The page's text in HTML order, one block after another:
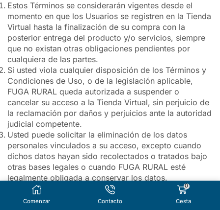
Estos Términos se considerarán vigentes desde el
momento en que los Usuarios se registren en la Tienda
Virtual hasta la finalización de su compra con la
posterior entrega del producto y/o servicios, siempre
que no existan otras obligaciones pendientes por
cualquiera de las partes.
Si usted viola cualquier disposición de los Términos y
Condiciones de Uso, o de la legislación aplicable,
FUGA RURAL queda autorizada a suspender o
cancelar su acceso a la Tienda Virtual, sin perjuicio de
la reclamación por daños y perjuicios ante la autoridad
judicial competente.
Usted puede solicitar la eliminación de los datos
personales vinculados a su acceso, excepto cuando
dichos datos hayan sido recolectados o tratados bajo
otras bases legales o cuando FUGA RURAL esté
legalmente obligada a conservar los datos.
Comenzar Contacto
0
Cesta